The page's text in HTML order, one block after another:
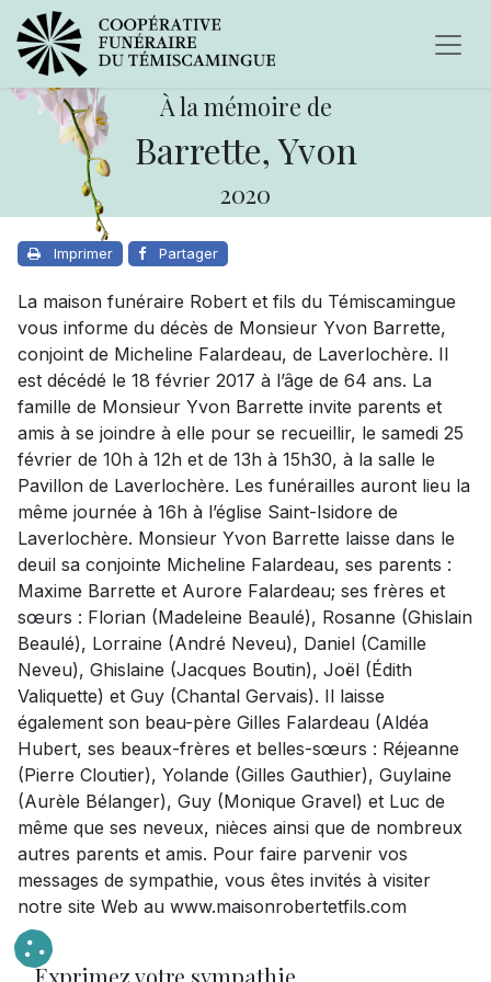
À la mémoire de
Barrette, Yvon
2020
Imprimer Partager
La maison funéraire Robert et fils du Témiscamingue
vous informe du décès de Monsieur Yvon Barrette,
conjoint de Micheline Falardeau, de Laverlochère. Il
est décédé le 18 février 2017 à l’âge de 64 ans. La
famille de Monsieur Yvon Barrette invite parents et
amis à se joindre à elle pour se recueillir, le samedi 25
février de 10h à 12h et de 13h à 15h30, à la salle le
Pavillon de Laverlochère. Les funérailles auront lieu la
même journée à 16h à l’église Saint-Isidore de
Laverlochère. Monsieur Yvon Barrette laisse dans le
deuil sa conjointe Micheline Falardeau, ses parents :
Maxime Barrette et Aurore Falardeau; ses frères et
sœurs : Florian (Madeleine Beaulé), Rosanne (Ghislain
Beaulé), Lorraine (André Neveu), Daniel (Camille
Neveu), Ghislaine (Jacques Boutin), Joël (Édith
Valiquette) et Guy (Chantal Gervais). Il laisse
également son beau-père Gilles Falardeau (Aldéa
Hubert, ses beaux-frères et belles-sœurs : Réjeanne
(Pierre Cloutier), Yolande (Gilles Gauthier), Guylaine
(Aurèle Bélanger), Guy (Monique Gravel) et Luc de
même que ses neveux, nièces ainsi que de nombreux
autres parents et amis. Pour faire parvenir vos
messages de sympathie, vous êtes invités à visiter
notre site Web au www.maisonrobertetfils.com